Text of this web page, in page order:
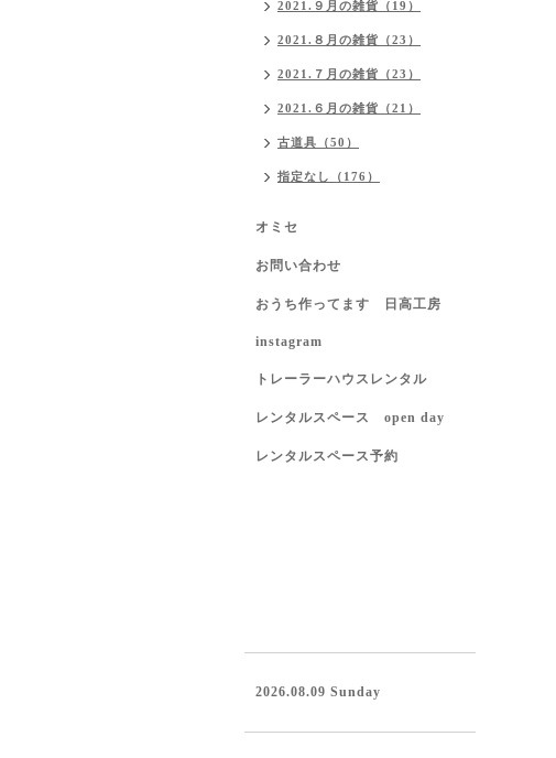
2021.９月の雑貨（19）
2021.８月の雑貨（23）
2021.７月の雑貨（23）
2021.６月の雑貨（21）
古道具（50）
指定なし（176）
オミセ
お問い合わせ
おうち作ってます 日高工房
instagram
トレーラーハウスレンタル
レンタルスペース open day
レンタルスペース予約
2026.08.09 Sunday